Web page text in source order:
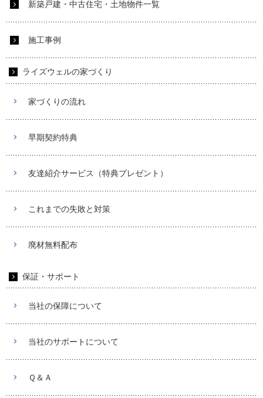
新築戸建・中古住宅・土地物件一覧
施工事例
ライズウェルの家づくり
家づくりの流れ
早期契約特典
友達紹介サービス（特典プレゼント）
これまでの失敗と対策
廃材無料配布
保証・サポート
当社の保障について
当社のサポートについて
Ｑ＆Ａ